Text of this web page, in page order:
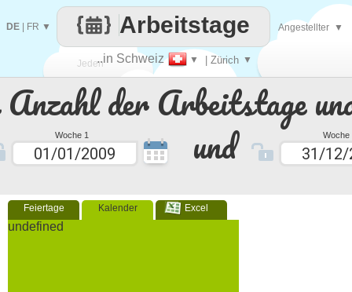
Anzahl der Arbeitstage
Woche 1 und Woche
Feiertage Kalender Excel
undefined
Jeden
Tag
..in Schweiz ▼ | Zürich ▼
Arbeitstage
DE FR ▼ Angestellter ▼